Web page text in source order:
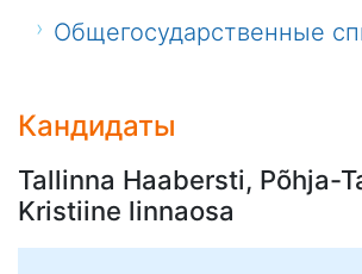
Общегосударственные
Кандидаты
Tallinna Haabersti, Põhja-
Kristiine linnaosa